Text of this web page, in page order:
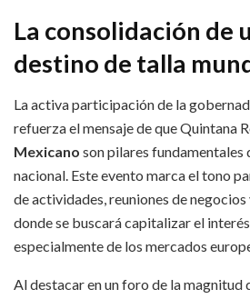
La consolidación de
destino de talla
La activa participación de la
refuerza el mensaje de que Quintana
Mexicano son pilares
nacional. Este evento marca el tono
de actividades, reuniones de
donde se buscará capitalizar el
especialmente de los mercados
Al destacar en un foro de la magnitud